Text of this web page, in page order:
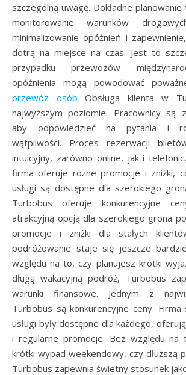
szczególną uwagę. Dokładne
monitorowanie warunków
minimalizowanie opóźnień i
dotrą na miejsce na czas. Jest to
przypadku przewozów
opóźnienia mogą powodować
przewóz osób Obsługa klienta w
najwyższym poziomie. Pracownicy są
aby odpowiedzieć na pytania i
wątpliwości. Proces rezerwacji
intuicyjny, zarówno online, jak i
firma oferuje różne promocje i zniżki,
usługi są dostępne dla szerokiego
Turbobus oferuje konkurencyjne
atrakcyjną opcją dla szerokiego grona
promocje i zniżki dla stałych
podróżowanie staje się jeszcze
względu na to, czy planujesz krótki
długą wakacyjną podróż, Turbobus
warunki finansowe. Jednym z
Turbobus są konkurencyjne ceny.
usługi były dostępne dla każdego,
i regularne promocje. Bez względu na
krótki wypad weekendowy, czy dłuższą
Turbobus zapewnia świetny stosunek